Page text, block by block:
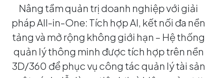
Nâng tầm quản trị doanh nghiệp với giải
pháp All-in-One: Tích hợp AI, kết nối đa nền
tảng và mở rộng không giới hạn – Hệ thống
quản lý thông minh được tích hợp trên nền
3D/360 để phục vụ công tác quản lý tài sản